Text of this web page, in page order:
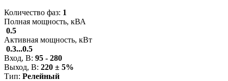
Количество фаз: 1
Полная мощность, кВА
0.5
Активная мощность, кВт
0.3...0.5
Вход, В: 95 - 280
Выход, В: 220 ± 5%
Тип: Релейный